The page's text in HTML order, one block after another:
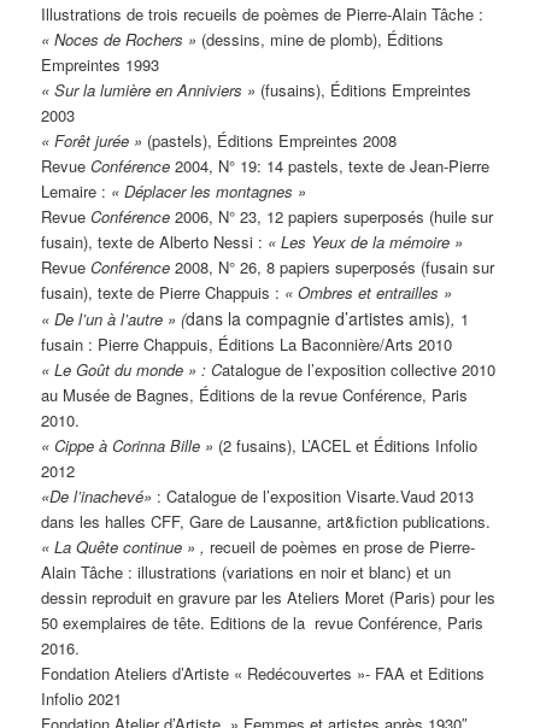
Illustrations de trois recueils de poèmes de Pierre-Alain Tâche :
« Noces de Rochers » (dessins, mine de plomb), Éditions
Empreintes 1993
« Sur la lumière en Anniviers » (fusains), Éditions Empreintes
2003
« Forêt jurée » (pastels), Éditions Empreintes 2008
RevueConférence 2004, N° 19: 14 pastels, texte de Jean-Pierre
Lemaire : « Déplacer les montagnes »
Revue Conférence 2006, N° 23, 12 papiers superposés (huile sur
fusain), texte de Alberto Nessi : « Les Yeux de la mémoire »
Revue Conférence 2008, N° 26, 8 papiers superposés (fusain sur
fusain), texte de Pierre Chappuis : « Ombres et entrailles »
« De l’un à l’autre » (dans la compagnie d’artistes amis), 1
fusain : Pierre Chappuis, Éditions La Baconnière/Arts 2010
« Le Goût du monde » : Catalogue de l’exposition collective 2010
au Musée de Bagnes, Éditions de la revue Conférence, Paris
2010.
« Cippe à Corinna Bille » (2 fusains), L’ACEL et Éditions Infolio
2012
«De l’inachevé» : Catalogue de l’exposition Visarte.Vaud 2013
dans les halles CFF, Gare de Lausanne, art&fiction publications.
« La Quête continue » , recueil de poèmes en prose de Pierre-
Alain Tâche : illustrations (variations en noir et blanc) et un
dessin reproduit en gravure par les Ateliers Moret (Paris) pour les
50 exemplaires de tête. Editions de la revue Conférence, Paris
2016.
Fondation Ateliers d’Artiste « Redécouvertes »- FAA et Editions
Infolio 2021
Fondation Atelier d’Artiste » Femmes et artistes après 1930″